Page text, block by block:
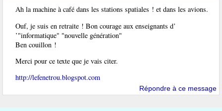
Ah la machine à café dans les stations spatiales ! et dans les avions.
Ouf, je suis en retraite ! Bon courage aux enseignants d’
’"informatique" "nouvelle génération"
Ben couillon !
Merci pour ce texte que je vais citer.
http://lefenetrou.blogspot.com
Répondre à ce message